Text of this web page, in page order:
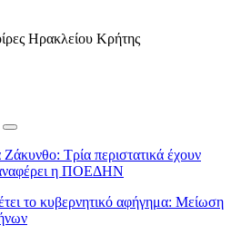
Ηρακλείου Κρήτης
Τρία περιστατικά έχουν
αναφέρει η ΠΟΕΔΗΝ
το κυβερνητικό αφήγημα: Μείωση